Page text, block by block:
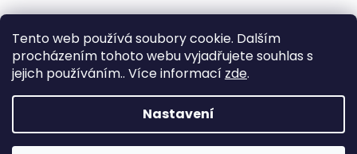
Tento web používá soubory cookie. Dalším
procházením tohoto webu vyjadřujete souhlas s
jejich používáním.. Více informací zde.
Nastavení
Vytvořil Shoptet